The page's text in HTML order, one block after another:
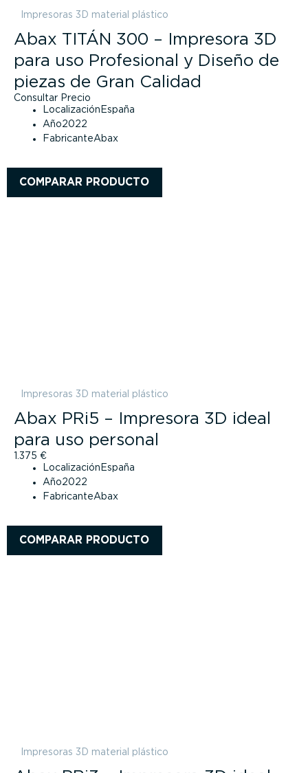
Impresoras 3D material plástico
Abax TITÁN 300 – Impresora 3D
para uso Profesional y Diseño de
piezas de Gran Calidad
Consultar Precio
Localización España
Año2022
FabricanteAbax
COMPARAR PRODUCTO
Impresoras 3D material plástico
Abax PRi5 – Impresora 3D ideal
para uso personal
1.375 €
Localización España
Año2022
FabricanteAbax
COMPARAR PRODUCTO
Impresoras 3D material plástico